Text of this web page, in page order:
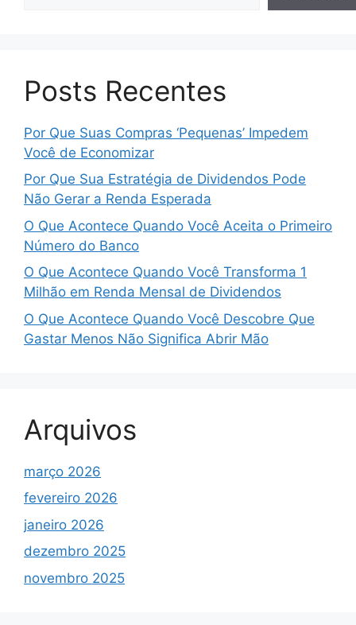
Posts Recentes
Por Que Suas Compras ‘Pequenas’ Impedem
Você de Economizar
Por Que Sua Estratégia de Dividendos Pode
Não Gerar a Renda Esperada
O Que Acontece Quando Você Aceita o Primeiro
Número do Banco
O Que Acontece Quando Você Transforma 1
Milhão em Renda Mensal de Dividendos
O Que Acontece Quando Você Descobre Que
Gastar Menos Não Significa Abrir Mão
Arquivos
março 2026
fevereiro 2026
janeiro 2026
dezembro 2025
novembro 2025